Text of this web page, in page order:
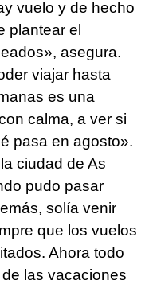
vuelo y de hecho
plantear el
asegura.
viajar hasta
es una
calma, a ver si
pasa en agosto».
ciudad de As
pudo pasar
solía venir
que los vuelos
Ahora todo
las vacaciones